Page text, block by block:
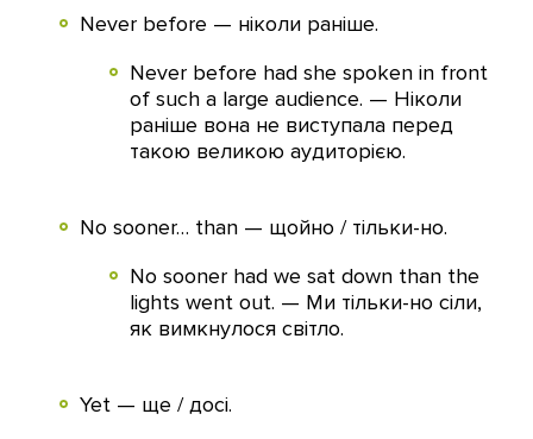
Never before — ніколи раніше.
Never before had she spoken in front
of such a large audience. — Ніколи
раніше вона не виступала перед
такою великою аудиторією.
No sooner… than — щойно / тільки-но.
No sooner had we sat down than the
lights went out. — Ми тільки-но сіли,
як вимкнулося світло.
Yet — ще / досі.